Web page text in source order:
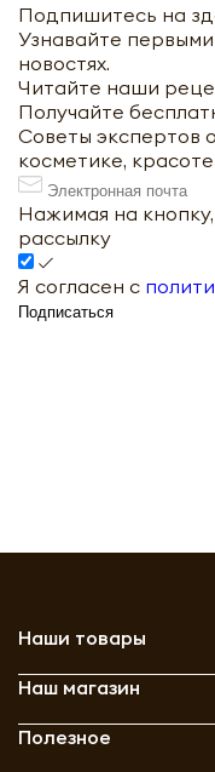
Подпишитесь на
Узнавайте
новостях.
Читайте наши
Получайте
Советы экспертов
косметике,
Нажимая на
рассылку
Я согласен с
Подписаться
Наши товары
Наш магазин
Полезное